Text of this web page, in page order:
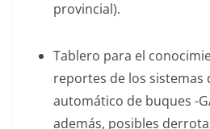
provincial).
Tablero para el
reportes de los sistemas
automático de buques -
además, posibles